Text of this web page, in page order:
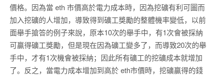
價格。因為當 eth 市價高於電力成本時，因為挖礦有利可圖而
加入挖礦的人增加，導致得到礦工獎勵的整體機率變低，以前
面舉手搶答的例子來說，原本10次的舉手中，有1次會被採納
可贏得礦工獎勵，但是現在因為礦工變多了，而導致20次的舉
手中，才有1次機會被採納；因此所有礦工的挖礦成本就增加
了。反之，當電力成本增加到高於 eth市價時，挖礦贏得的錢